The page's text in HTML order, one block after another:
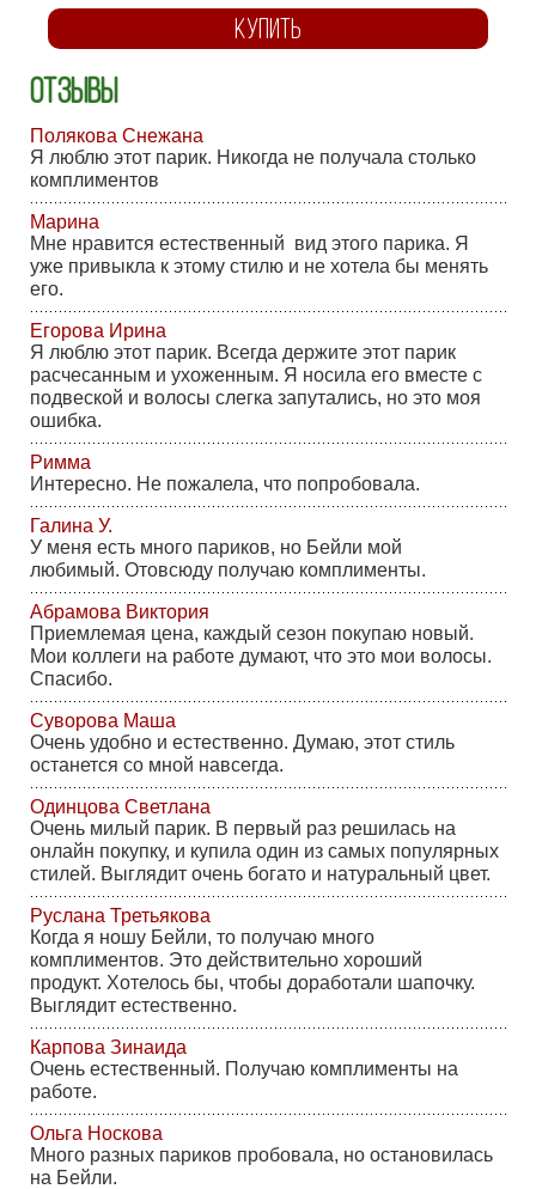
КУПИТЬ
Отзывы
Полякова Снежана
Я люблю этот парик. Никогда не получала столько
комплиментов
Марина
Мне нравится естественный вид этого парика. Я
уже привыкла к этому стилю и не хотела бы менять
его.
Егорова Ирина
Я люблю этот парик. Всегда держите этот парик
расчесанным и ухоженным. Я носила его вместе с
подвеской и волосы слегка запутались, но это моя
ошибка.
Римма
Интересно. Не пожалела, что попробовала.
Галина У.
У меня есть много париков, но Бейли мой
любимый. Отовсюду получаю комплименты.
Абрамова Виктория
Приемлемая цена, каждый сезон покупаю новый.
Мои коллеги на работе думают, что это мои волосы.
Спасибо.
Суворова Маша
Очень удобно и естественно. Думаю, этот стиль
останется со мной навсегда.
Одинцова Светлана
Очень милый парик. В первый раз решилась на
онлайн покупку, и купила один из самых популярных
стилей. Выглядит очень богато и натуральный цвет.
Руслана Третьякова
Когда я ношу Бейли, то получаю много
комплиментов. Это действительно хороший
продукт. Хотелось бы, чтобы доработали шапочку.
Выглядит естественно.
Карпова Зинаида
Очень естественный. Получаю комплименты на
работе.
Ольга Носкова
Много разных париков пробовала, но остановилась
на Бейли.